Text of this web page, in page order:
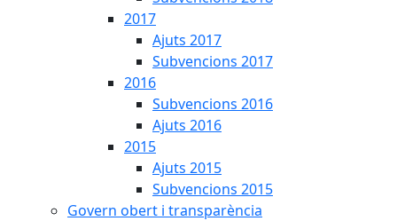
2017
Ajuts 2017
Subvencions 2017
2016
Subvencions 2016
Ajuts 2016
2015
Ajuts 2015
Subvencions 2015
Govern obert i transparència